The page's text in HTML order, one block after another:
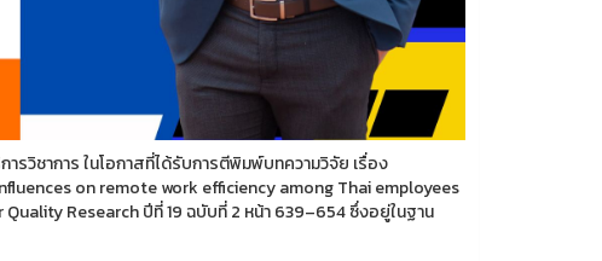
วิชาการ ในโอกาสที่ได้รับการตีพิมพ์บทความวิจัย เรื่อง
on remote work efficiency among Thai employees
Research ปีที่ 19 ฉบับที่ 2 หน้า 639–654 ซึ่งอยู่ในฐาน